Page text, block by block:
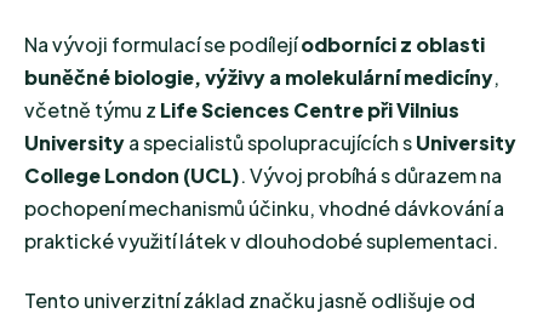
Na vývoji formulací se podílejíodborníci z oblasti
buněčné biologie, výživy a molekulární medicíny,
včetně týmu z Life Sciences Centre při Vilnius
Universitya specialistů spolupracujících sUniversity
College London (UCL). Vývoj probíhá s důrazem na
pochopení mechanismů účinku, vhodné dávkování a
praktické využití látek v dlouhodobé suplementaci.
Tento univerzitní základ značku jasně odlišuje od